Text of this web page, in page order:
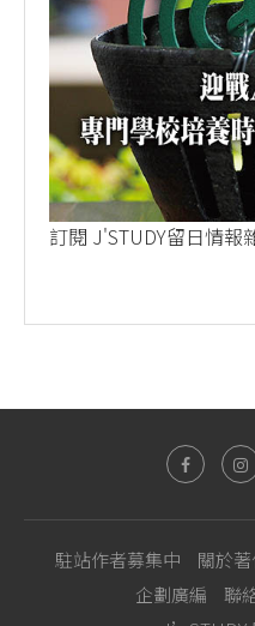
訂閱 J'STUDY留日情報
駐站作者募集中 關於
企劃廣編
聯